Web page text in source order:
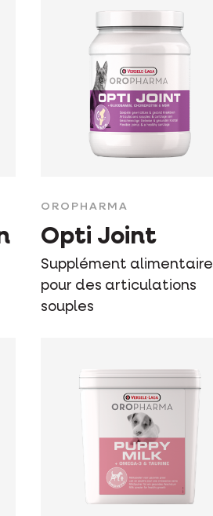
OROPHARMA
Opti Joint
Supplément alimentaire
pour des articulations
souples